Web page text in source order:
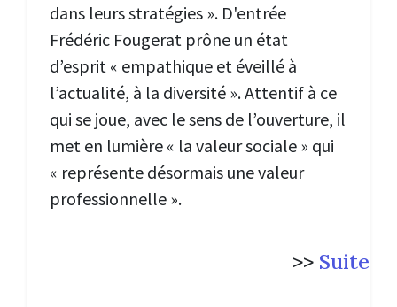
dans leurs stratégies ». D'entrée
Frédéric Fougerat prône un état
d’esprit « empathique et éveillé à
l’actualité, à la diversité ». Attentif à ce
qui se joue, avec le sens de l’ouverture, il
met en lumière « la valeur sociale » qui
« représente désormais une valeur
professionnelle ».
>> Suite